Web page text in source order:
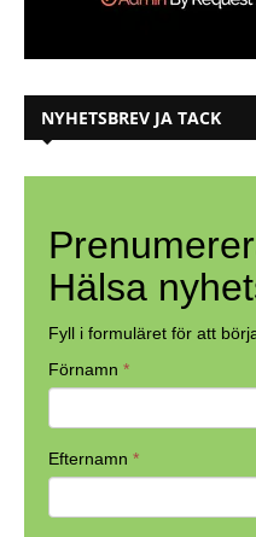
NYHETSBREV JA TACK